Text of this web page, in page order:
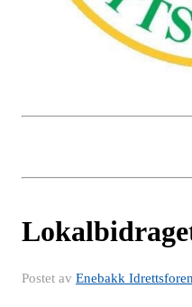
Postet av Enebakk